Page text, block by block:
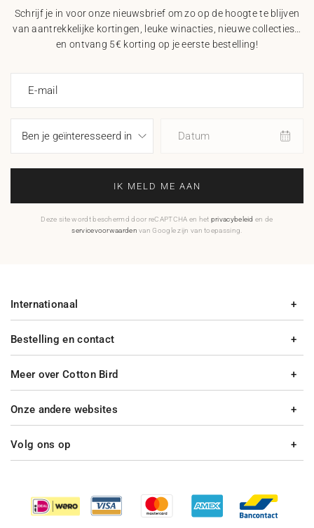
Schrijf je in voor onze nieuwsbrief om zo op de hoogte te blijven
van aantrekkelijke kortingen, leuke winacties, nieuwe collecties…
en ontvang 5€ korting op je eerste bestelling!
E-mail
Datum
IK MELD ME AAN
Deze site wordt beschermd door reCAPTCHA en het privacybeleid en de
servicevoorwaarden van Google zijn van toepassing.
Bestelling en contact
Meer over Cotton Bird
Internationaal
Onze andere websites
Volg ons op